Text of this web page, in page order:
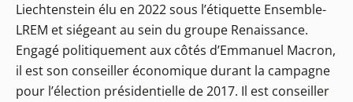
Liechtenstein élu en 2022 sous l’étiquette Ensemble-
LREM et siégeant au sein du groupe Renaissance.
Engagé politiquement aux côtés d’Emmanuel Macron,
il est son conseiller économique durant la campagne
pour l’élection présidentielle de 2017. Il est conseiller